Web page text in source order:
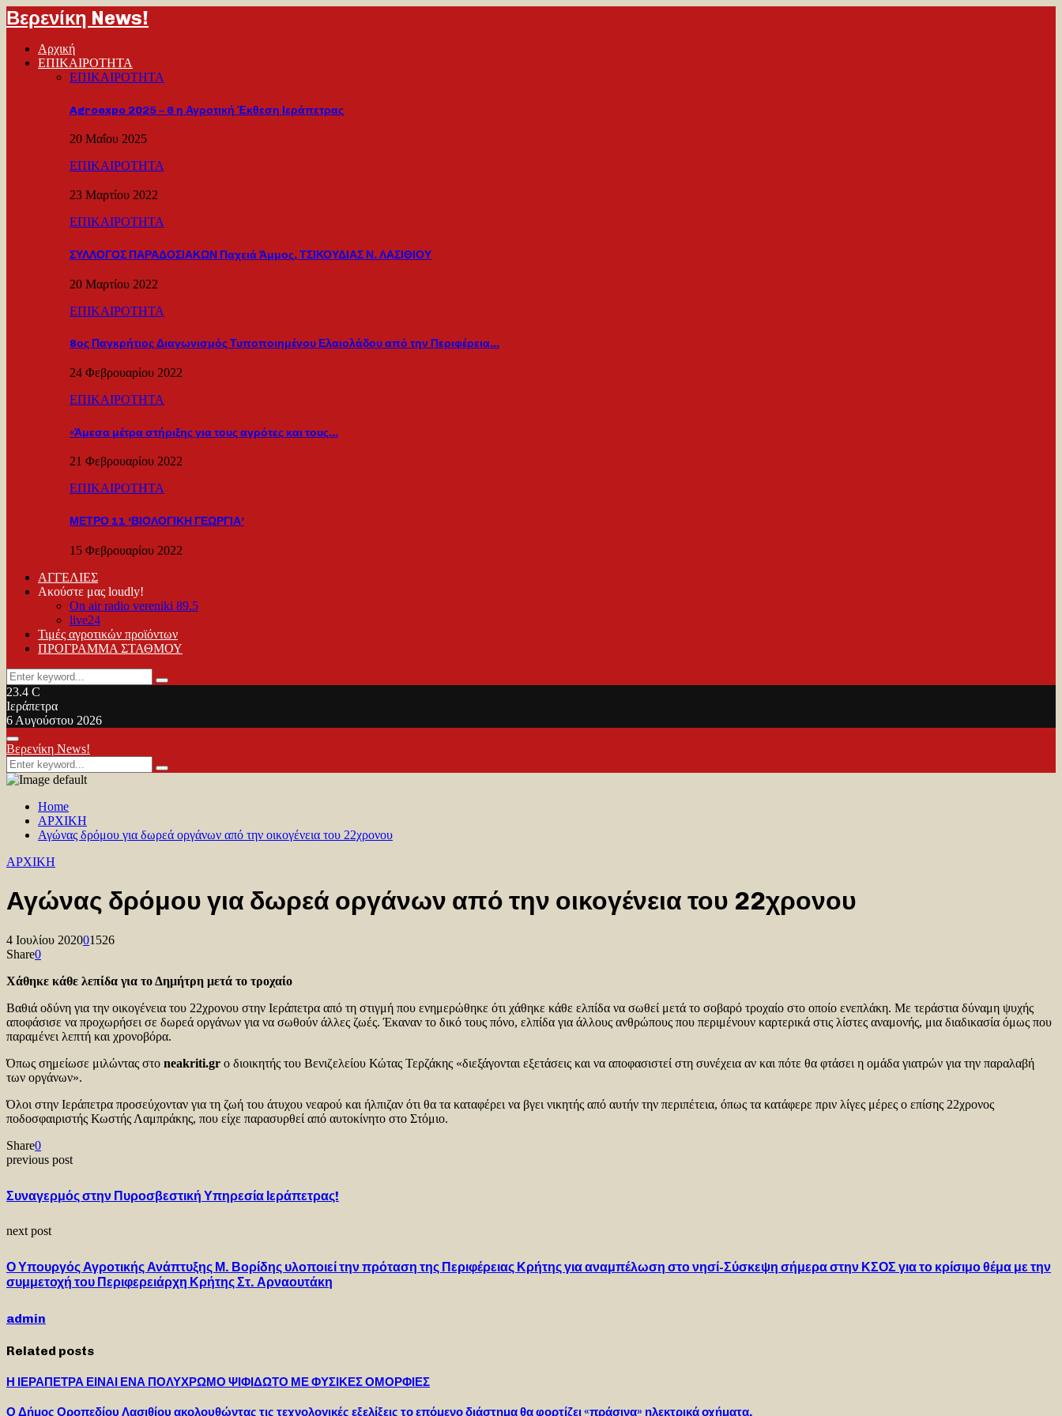
Βερενίκη News!
Αρχική
ΕΠΙΚΑΙΡΟΤΗΤΑ
ΕΠΙΚΑΙΡΟΤΗΤΑ
Agroexpo 2025 – 6 η Αγροτική Έκθεση Ιεράπετρας
20 Μαΐου 2025
ΕΠΙΚΑΙΡΟΤΗΤΑ
23 Μαρτίου 2022
ΕΠΙΚΑΙΡΟΤΗΤΑ
ΣΥΛΛΟΓΟΣ ΠΑΡΑΔΟΣΙΑΚΩΝ Παχειά Άμμος, ΤΣΙΚΟΥΔΙΑΣ Ν. ΛΑΣΙΘΙΟΥ
20 Μαρτίου 2022
ΕΠΙΚΑΙΡΟΤΗΤΑ
8ος Παγκρήτιος Διαγωνισμός Τυποποιημένου Ελαιολάδου από την Περιφέρεια…
24 Φεβρουαρίου 2022
ΕΠΙΚΑΙΡΟΤΗΤΑ
«Άμεσα μέτρα στήριξης για τους αγρότες και τους…
21 Φεβρουαρίου 2022
ΕΠΙΚΑΙΡΟΤΗΤΑ
ΜΕΤΡΟ 11 ‘ΒΙΟΛΟΓΙΚΗ ΓΕΩΡΓΙΑ’
15 Φεβρουαρίου 2022
ΑΓΓΕΛΙΕΣ
Ακούστε μας loudly!
On air radio vereniki 89.5
live24
Τιμές αγροτικών προϊόντων
ΠΡΟΓΡΑΜΜΑ ΣΤΑΘΜΟΥ
Search
for:
Search
23.4 C
Ιεράπετρα
6 Αυγούστου 2026
Facebook
Twitter
Youtube
Primary
Menu
Βερενίκη News!
Search
for:
Search
Home
ΑΡΧΙΚΗ
Αγώνας δρόμου για δωρεά οργάνων από την οικογένεια του 22χρονου
ΑΡΧΙΚΗ
Αγώνας δρόμου για δωρεά οργάνων από την οικογένεια του 22χρονου
4 Ιουλίου 202001526
Share0
Χάθηκε κάθε λεπίδα για το Δημήτρη μετά το τροχαίο
Βαθιά οδύνη για την οικογένεια του 22χρονου στην Ιεράπετρα από τη στιγμή που ενημερώθηκε ότι χάθηκε κάθε ελπίδα να σωθεί μετά το σοβαρό τροχαίο στο οποίο ενεπλάκη. Με τεράστια δύναμη ψυχής
αποφάσισε να προχωρήσει σε δωρεά οργάνων για να σωθούν άλλες ζωές. Έκαναν το δικό τους πόνο, ελπίδα για άλλους ανθρώπους που περιμένουν καρτερικά στις λίστες αναμονής, μια διαδικασία όμως που
παραμένει λεπτή και χρονοβόρα.
Όπως σημείωσε μιλώντας στο neakriti.gr o διοικητής του Βενιζελείου Κώτας Τερζάκης «διεξάγονται εξετάσεις και να αποφασιστεί στη συνέχεια αν και πότε θα φτάσει η ομάδα γιατρών για την παραλαβή
των οργάνων».
Όλοι στην Ιεράπετρα προσεύχονταν για τη ζωή του άτυχου νεαρού και ήλπιζαν ότι θα τα καταφέρει να βγει νικητής από αυτήν την περιπέτεια, όπως τα κατάφερε πριν λίγες μέρες ο επίσης 22χρονος
ποδοσφαιριστής Κωστής Λαμπράκης, που είχε παρασυρθεί από αυτοκίνητο στο Στόμιο.
Share0
previous post
Συναγερμός στην Πυροσβεστική Υπηρεσία Ιεράπετρας!
next post
Ο Υπουργός Αγροτικής Ανάπτυξης Μ. Βορίδης υλοποιεί την πρόταση της Περιφέρειας Κρήτης για αναμπέλωση στο νησί-Σύσκεψη σήμερα στην ΚΣΟΣ για το κρίσιμο θέμα με την
συμμετοχή του Περιφερειάρχη Κρήτης Στ. Αρναουτάκη
admin
Related posts
Η ΙΕΡΑΠΕΤΡΑ ΕΙΝΑΙ ΕΝΑ ΠΟΛΥΧΡΩΜΟ ΨΙΦΙΔΩΤΟ ΜΕ ΦΥΣΙΚΕΣ ΟΜΟΡΦΙΕΣ
Ο Δήμος Οροπεδίου Λασιθίου ακολουθώντας τις τεχνολογικές εξελίξεις το επόμενο διάστημα θα φορτίζει «πράσινα» ηλεκτρικά οχήματα.